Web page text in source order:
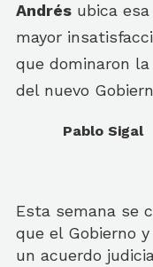
Andrés ubica
mayor
que dominaron
del nuevo
Pablo Sigal
Esta semana se
que el Gobierno
un acuerdo